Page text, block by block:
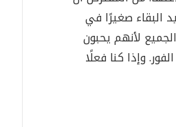
البقاء صغيرًا في
لأنهم يحبون
وإذا كنا فعلًا